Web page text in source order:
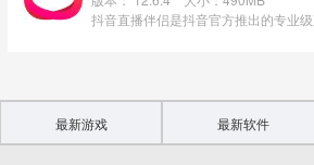
最新游戏 最新软件